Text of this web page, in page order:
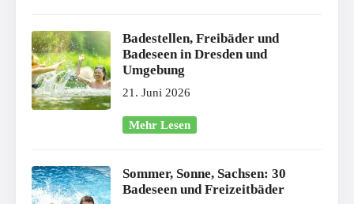
Badestellen, Freibäder und
Badeseen in Dresden und
Umgebung
21. Juni 2026
Mehr Lesen
Sommer, Sonne, Sachsen: 30
Badeseen und Freizeitbäder